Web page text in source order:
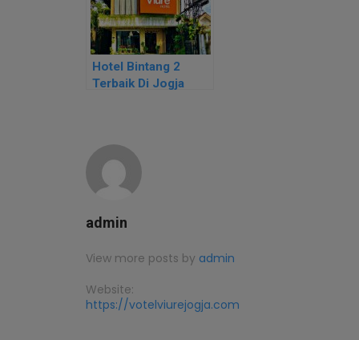
Hotel Bintang 2
Terbaik Di Jogja
admin
View more posts by admin
Website:
https://votelviurejogja.com